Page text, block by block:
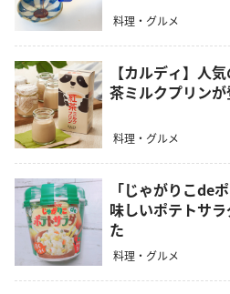
料理・グルメ
【カルディ】人
茶ミルクプリンが
料理・グルメ
「じゃがりこde
味しいポテトサ
た
料理・グルメ